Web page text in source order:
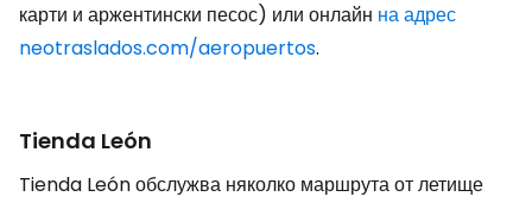
карти и аржентински песос) или онлайн на адрес
neotraslados.com/aeropuertos.
Tienda León
Tienda León обслужва няколко маршрута от летище